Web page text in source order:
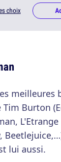
choix
meilleures
Burton
L'Etrange
lui aussi.